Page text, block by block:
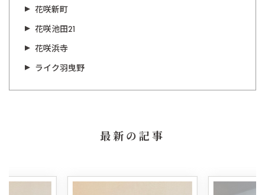
花咲新町
花咲池田21
花咲浜寺
ライク羽曳野
最新の記事